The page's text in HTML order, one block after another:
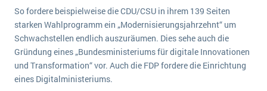
So fordere beispielweise die CDU/CSU in ihrem 139 Seiten
starken Wahlprogramm ein „Modernisierungsjahrzehnt“ um
Schwachstellen endlich auszuräumen. Dies sehe auch die
Gründung eines „Bundesministeriums für digitale Innovationen
und Transformation“ vor. Auch die FDP fordere die Einrichtung
eines Digitalministeriums.